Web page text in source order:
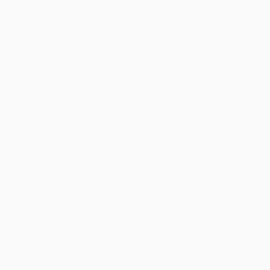
World Rivals Clash FB06
OP04 (JP)
Legacy of the Master OPC12 Display Chinese
Mega-Entwicklung Dunkelnacht Booster